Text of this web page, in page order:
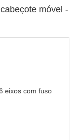
móvel -